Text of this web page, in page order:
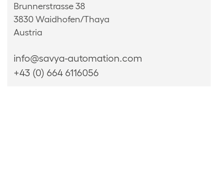
Brunnerstrasse 38
3830 Waidhofen/Thaya
Austria
info@savya-automation.com
+43 (0) 664 6116056